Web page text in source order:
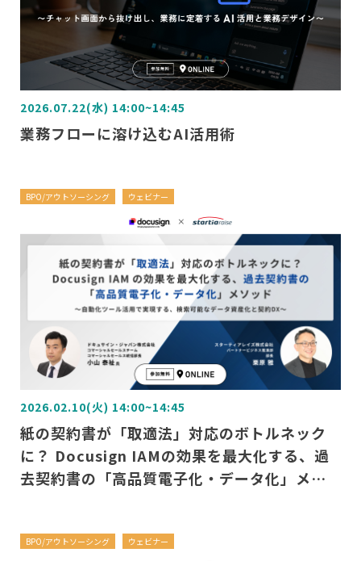
2026.07.22(水) 14:00~14:45
業務フローに溶け込むAI活用術
BPO/アウトソーシング ウェビナー
2026.02.10(火) 14:00~14:45
紙の契約書が「取適法」対応のボトルネック
に？ Docusign IAMの効果を最大化する、過
去契約書の「高品質電子化・データ化」メソ
BPO/アウトソーシング ウェビナー